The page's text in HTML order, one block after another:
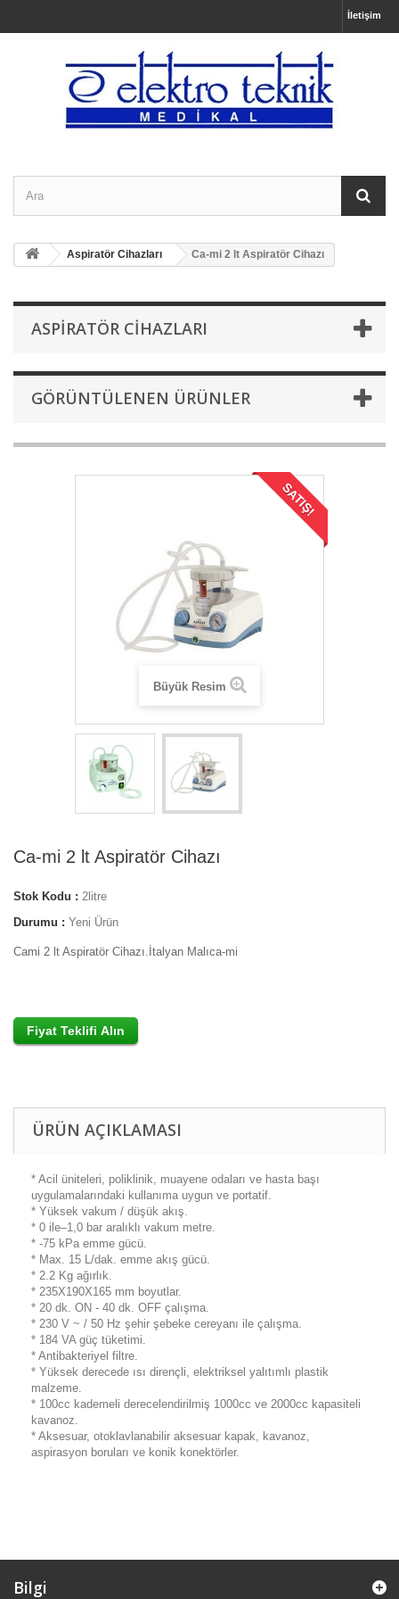
İletişim
Aspiratör Cihazları Ca-mi 2 lt Aspiratör Cihazı
ASPIRATÖR CIHAZLARI
GÖRÜNTÜLENEN ÜRÜNLER
SATIŞ!
Büyük Resim
Ca-mi 2 lt Aspiratör Cihazı
Stok Kodu : 2litre
Durumu : Yeni Ürün
Cami 2 lt Aspiratör Cihazı.İtalyan Malıca-mi
ÜRÜN AÇIKLAMASI
* Acil üniteleri, poliklinik, muayene odaları ve hasta başı
uygulamalarındaki kullanıma uygun ve portatif.
* Yüksek vakum / düşük akış.
* 0 ile–1,0 bar aralıklı vakum metre.
* -75 kPa emme gücü.
* Max. 15 L/dak. emme akış gücü.
* 2.2 Kg ağırlık.
* 235X190X165 mm boyutlar.
* 20 dk. ON - 40 dk. OFF çalışma.
* 230 V ~ / 50 Hz şehir şebeke cereyanı ile çalışma.
* 184 VA güç tüketimi.
* Antibakteriyel filtre.
* Yüksek derecede ısı dirençli, elektriksel yalıtımlı plastik
malzeme.
* 100cc kademeli derecelendirilmiş 1000cc ve 2000cc kapasiteli
kavanoz.
* Aksesuar, otoklavlanabilir aksesuar kapak, kavanoz,
aspirasyon boruları ve konik konektörler.
Bilgi